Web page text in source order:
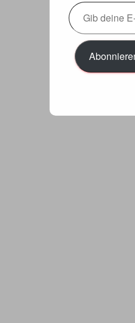
Gib
deine
E-
Mail-
Adresse
ein ...